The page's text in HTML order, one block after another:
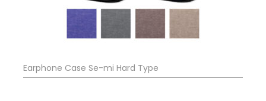
Earphone Case Se-mi Hard Type